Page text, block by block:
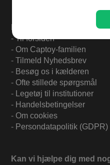
-Til forsiden
- Om Captoy-familien
- Tilmeld Nyhedsbrev
- Besøg os i kælderen
- Ofte stillede spørgsmål
- Legetøj til institutioner
- Handelsbetingelser
- Om cookies
- Persondatapolitik (GDPR)
Kan vi hjælpe dig med